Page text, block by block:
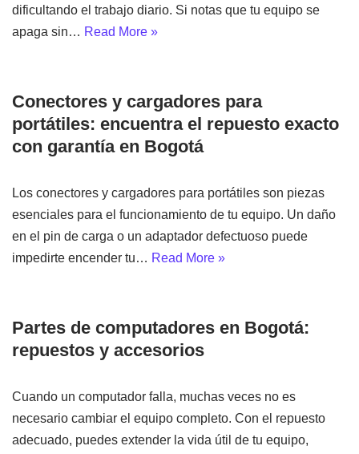
dificultando el trabajo diario. Si notas que tu equipo se
apaga sin… Read More »
Conectores y cargadores para
portátiles: encuentra el repuesto exacto
con garantía en Bogotá
Los conectores y cargadores para portátiles son piezas
esenciales para el funcionamiento de tu equipo. Un daño
en el pin de carga o un adaptador defectuoso puede
impedirte encender tu… Read More »
Partes de computadores en Bogotá:
repuestos y accesorios
Cuando un computador falla, muchas veces no es
necesario cambiar el equipo completo. Con el repuesto
adecuado, puedes extender la vida útil de tu equipo,